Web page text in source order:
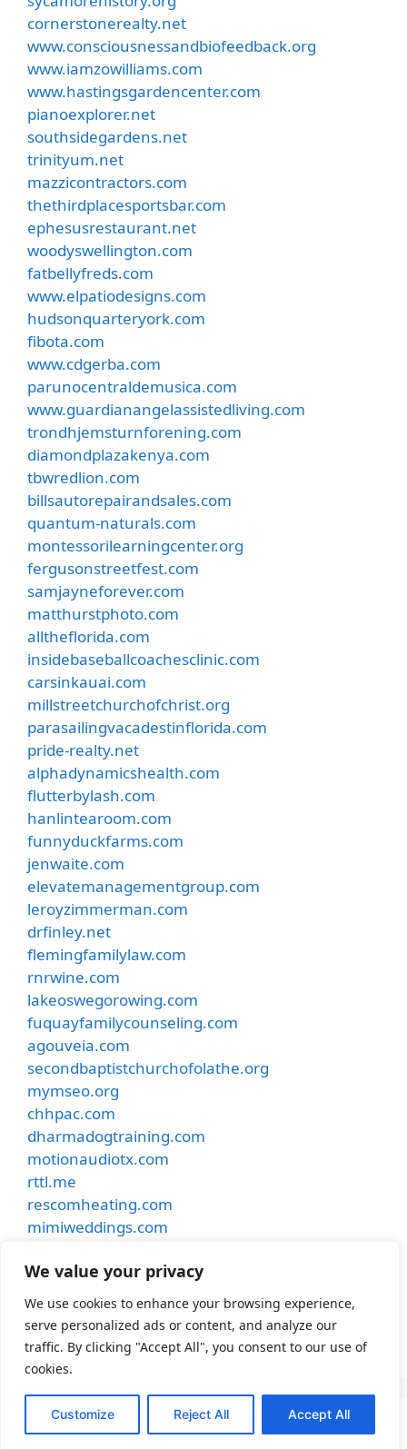
We value your privacy
We use cookies to enhance your browsing experience,
serve personalized ads or content, and analyze our
traffic. By clicking "Accept All", you consent to our use of
cookies.
Customize Reject All Accept All
cornerstonerealty.net
www.consciousnessandbiofeedback.org
www.iamzowilliams.com
www.hastingsgardencenter.com
pianoexplorer.net
southsidegardens.net
trinityum.net
mazzicontractors.com
thethirdplacesportsbar.com
ephesusrestaurant.net
woodyswellington.com
fatbellyfreds.com
www.elpatiodesigns.com
hudsonquarteryork.com
fibota.com
www.cdgerba.com
parunocentraldemusica.com
www.guardianangelassistedliving.com
trondhjemsturnforening.com
diamondplazakenya.com
tbwredlion.com
billsautorepairandsales.com
quantum-naturals.com
montessorilearningcenter.org
fergusonstreetfest.com
samjayneforever.com
matthurstphoto.com
alltheflorida.com
insidebaseballcoachesclinic.com
carsinkauai.com
millstreetchurchofchrist.org
parasailingvacadestinflorida.com
pride-realty.net
alphadynamicshealth.com
flutterbylash.com
hanlintearoom.com
funnyduckfarms.com
jenwaite.com
elevatemanagementgroup.com
leroyzimmerman.com
drfinley.net
flemingfamilylaw.com
rnrwine.com
lakeoswegorowing.com
fuquayfamilycounseling.com
agouveia.com
secondbaptistchurchofolathe.org
mymseo.org
chhpac.com
dharmadogtraining.com
motionaudiotx.com
rttl.me
rescomheating.com
mimiweddings.com
smithdentalcare.net
undergroundmusiccafe.com
samhubermusic.com
apexfence.net
© 2026 Lakehoustonumc• Built with GeneratePress